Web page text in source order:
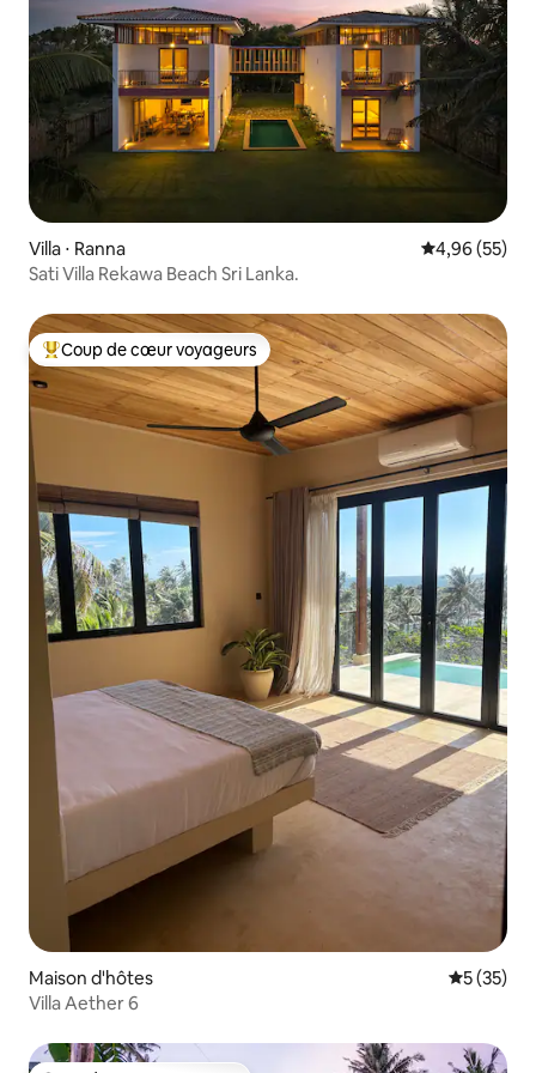
Villa ⋅ Ranna Évaluation
4,96 (55)
Sati Villa Rekawa Beach Sri Lanka.
Coups de cœur voyageurs les plus appréciés
Coup de cœur voyageurs
Maison d'hôtes
5 (35)
Villa Aether 6